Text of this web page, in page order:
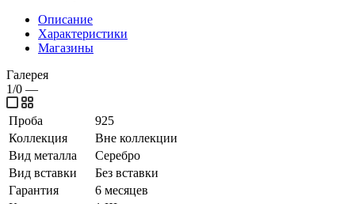
Описание
Характеристики
Магазины
Галерея
1/0 —
Проба
925
Коллекция
Вне коллекции
Вид металла
Серебро
Вид вставки
Без вставки
Гарантия
6 месяцев